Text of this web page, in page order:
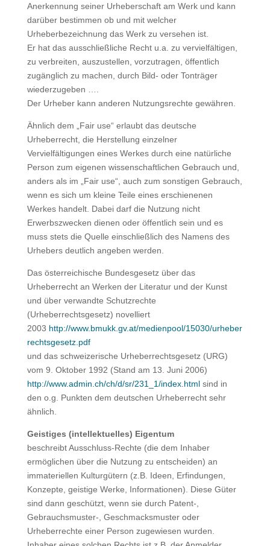
Anerkennung seiner Urheberschaft am Werk und kann
darüber bestimmen ob und mit welcher
Urheberbezeichnung das Werk zu versehen ist.
Er hat das ausschließliche Recht u.a. zu vervielfältigen,
zu verbreiten, auszustellen, vorzutragen, öffentlich
zugänglich zu machen, durch Bild- oder Tonträger
wiederzugeben ….
Der Urheber kann anderen Nutzungsrechte gewähren.
Ähnlich dem „Fair use“ erlaubt das deutsche
Urheberrecht, die Herstellung einzelner
Vervielfältigungen eines Werkes durch eine natürliche
Person zum eigenen wissenschaftlichen Gebrauch und,
anders als im „Fair use“, auch zum sonstigen Gebrauch,
wenn es sich um kleine Teile eines erschienenen
Werkes handelt. Dabei darf die Nutzung nicht
Erwerbszwecken dienen oder öffentlich sein und es
muss stets die Quelle einschließlich des Namens des
Urhebers deutlich angeben werden.
Das österreichische Bundesgesetz über das
Urheberrecht an Werken der Literatur und der Kunst
und über verwandte Schutzrechte
(Urheberrechtsgesetz) novelliert
2003 http://www.bmukk.gv.at/medienpool/15030/urheber
rechtsgesetz.pdf
und das schweizerische Urheberrechtsgesetz (URG)
vom 9. Oktober 1992 (Stand am 13. Juni 2006)
http://www.admin.ch/ch/d/sr/231_1/index.htmlsind in
den o.g. Punkten dem deutschen Urheberrecht sehr
ähnlich.
Geistiges (intellektuelles) Eigentum
beschreibt Ausschluss-Rechte (die dem Inhaber
ermöglichen über die Nutzung zu entscheiden) an
immateriellen Kulturgütern (z.B. Ideen, Erfindungen,
Konzepte, geistige Werke, Informationen). Diese Güter
sind dann geschützt, wenn sie durch Patent-,
Gebrauchsmuster-, Geschmacksmuster oder
Urheberrechte einer Person zugewiesen wurden.